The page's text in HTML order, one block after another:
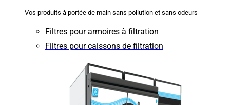
Vos produits à portée de main sans pollution et sans odeurs
Filtres pour armoires à filtration
Filtres pour caissons de filtration